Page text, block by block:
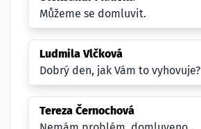
Můžeme se domluvit.
Ludmila Vlčková
Dobrý den, jak Vám to vyhovuje?
Tereza Černochová